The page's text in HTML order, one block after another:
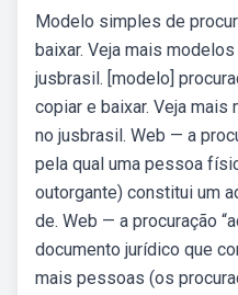
Modelo simples de
baixar. Veja mais
jusbrasil. [modelo]
copiar e baixar. Veja
no jusbrasil. Web — a
pela qual uma pessoa
outorgante) constitui um
de. Web — a procuração
documento jurídico que
mais pessoas (os